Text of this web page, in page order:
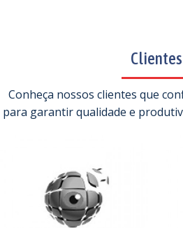
Clientes
Conheça nossos clientes que
para garantir qualidade e